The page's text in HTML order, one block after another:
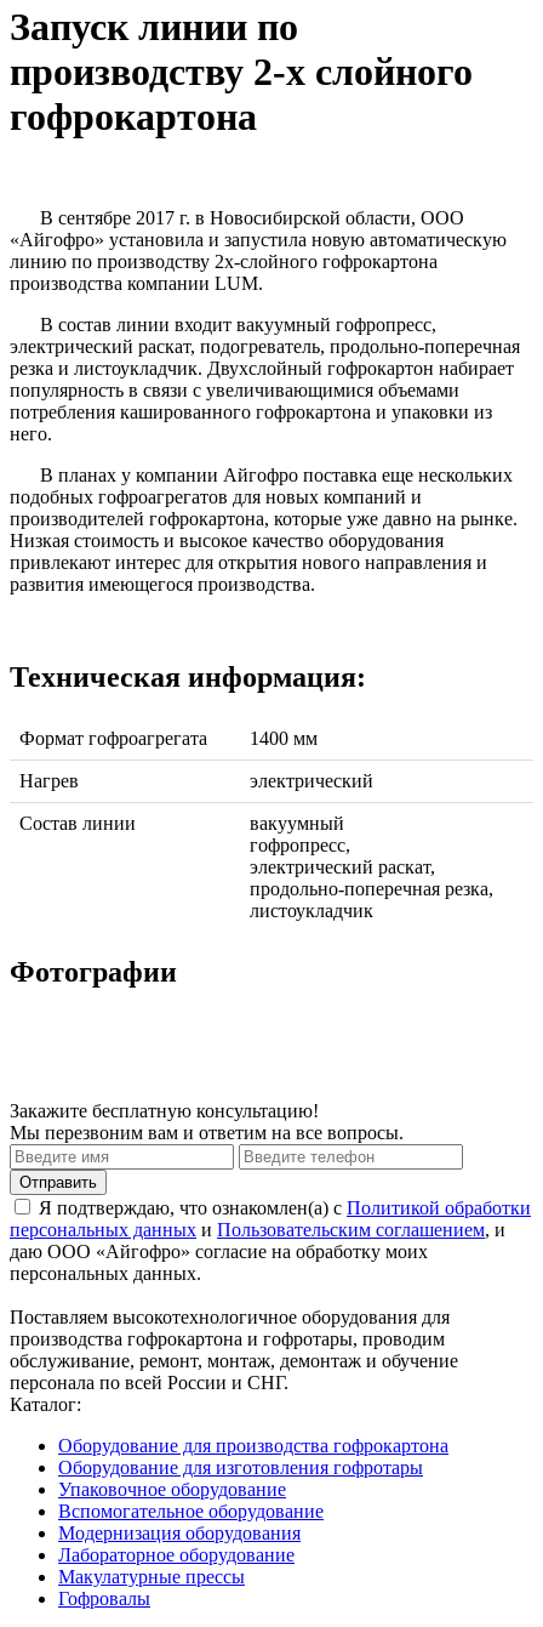
Запуск линии по
производству 2-х слойного
гофрокартона
В сентябре 2017 г. в Новосибирской области, ООО
«Айгофро» установила и запустила новую автоматическую
линию по производству 2х-слойного гофрокартона
производства компании LUM.
В состав линии входит вакуумный гофропресс,
электрический раскат, подогреватель, продольно-поперечная
резка и листоукладчик. Двухслойный гофрокартон набирает
популярность в связи с увеличивающимися объемами
потребления кашированного гофрокартона и упаковки из
него.
В планах у компании Айгофро поставка еще нескольких
подобных гофроагрегатов для новых компаний и
производителей гофрокартона, которые уже давно на рынке.
Низкая стоимость и высокое качество оборудования
привлекают интерес для открытия нового направления и
развития имеющегося производства.
Техническая информация:
Формат гофроагрегата 1400 мм
Нагрев электрический
Состав линии
вакуумный
гофропресс,
электрический раскат,
продольно-поперечная резка,
листоукладчик
Фотографии
Закажите бесплатную консультацию!
Мы перезвоним вам и ответим на все вопросы.
Я подтверждаю, что ознакомлен(а) с Политикой обработки
персональных данных и Пользовательским соглашением, и
даю ООО «Айгофро» согласие на обработку моих
персональных данных.
Поставляем высокотехнологичное оборудования для
производства гофрокартона и гофротары, проводим
обслуживание, ремонт, монтаж, демонтаж и обучение
персонала по всей России и СНГ.
Каталог:
Оборудование для производства гофрокартона
Оборудование для изготовления гофротары
Упаковочное оборудование
Вспомогательное оборудование
Модернизация оборудования
Лабораторное оборудование
Макулатурные прессы
Гофровалы